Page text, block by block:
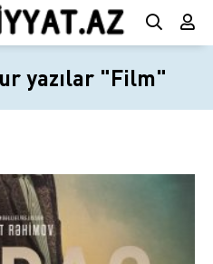
yazılar "Film"